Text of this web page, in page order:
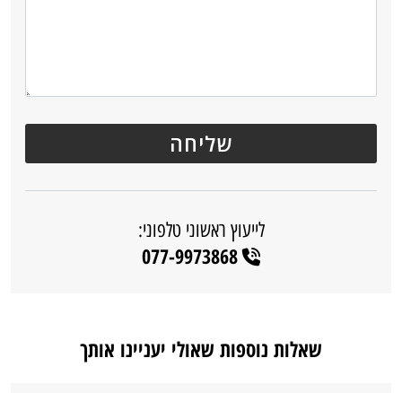
לייעוץ ראשוני טלפוני:
077-9973868
שאלות נוספות שאולי יעניינו אותך